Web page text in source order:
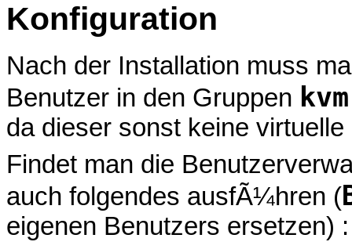
Konfiguration
Nach der Installation muss
Benutzer in den Gruppen kvm
da dieser sonst keine
Findet man die
auch folgendes ausfÃ¼hren (
eigenen Benutzers ersetzen) :